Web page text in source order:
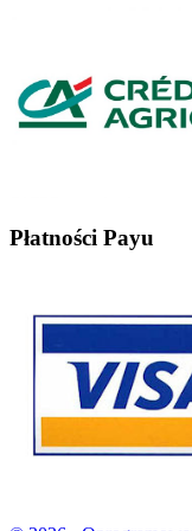
Płatności Payu